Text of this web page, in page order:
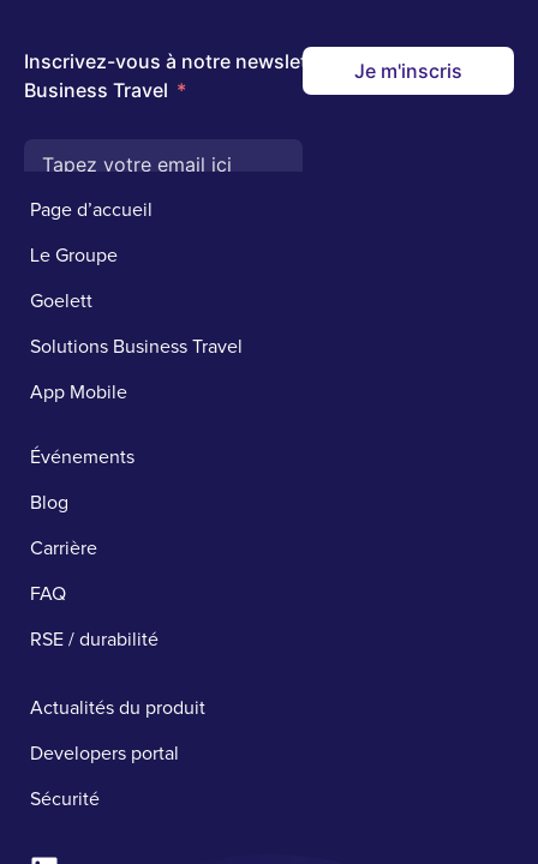
Page d’accueil
Le Groupe
Goelett
Solutions Business Travel
App Mobile
Événements
Blog
Carrière
FAQ
RSE / durabilité
Actualités du produit
Developers portal
Sécurité ​